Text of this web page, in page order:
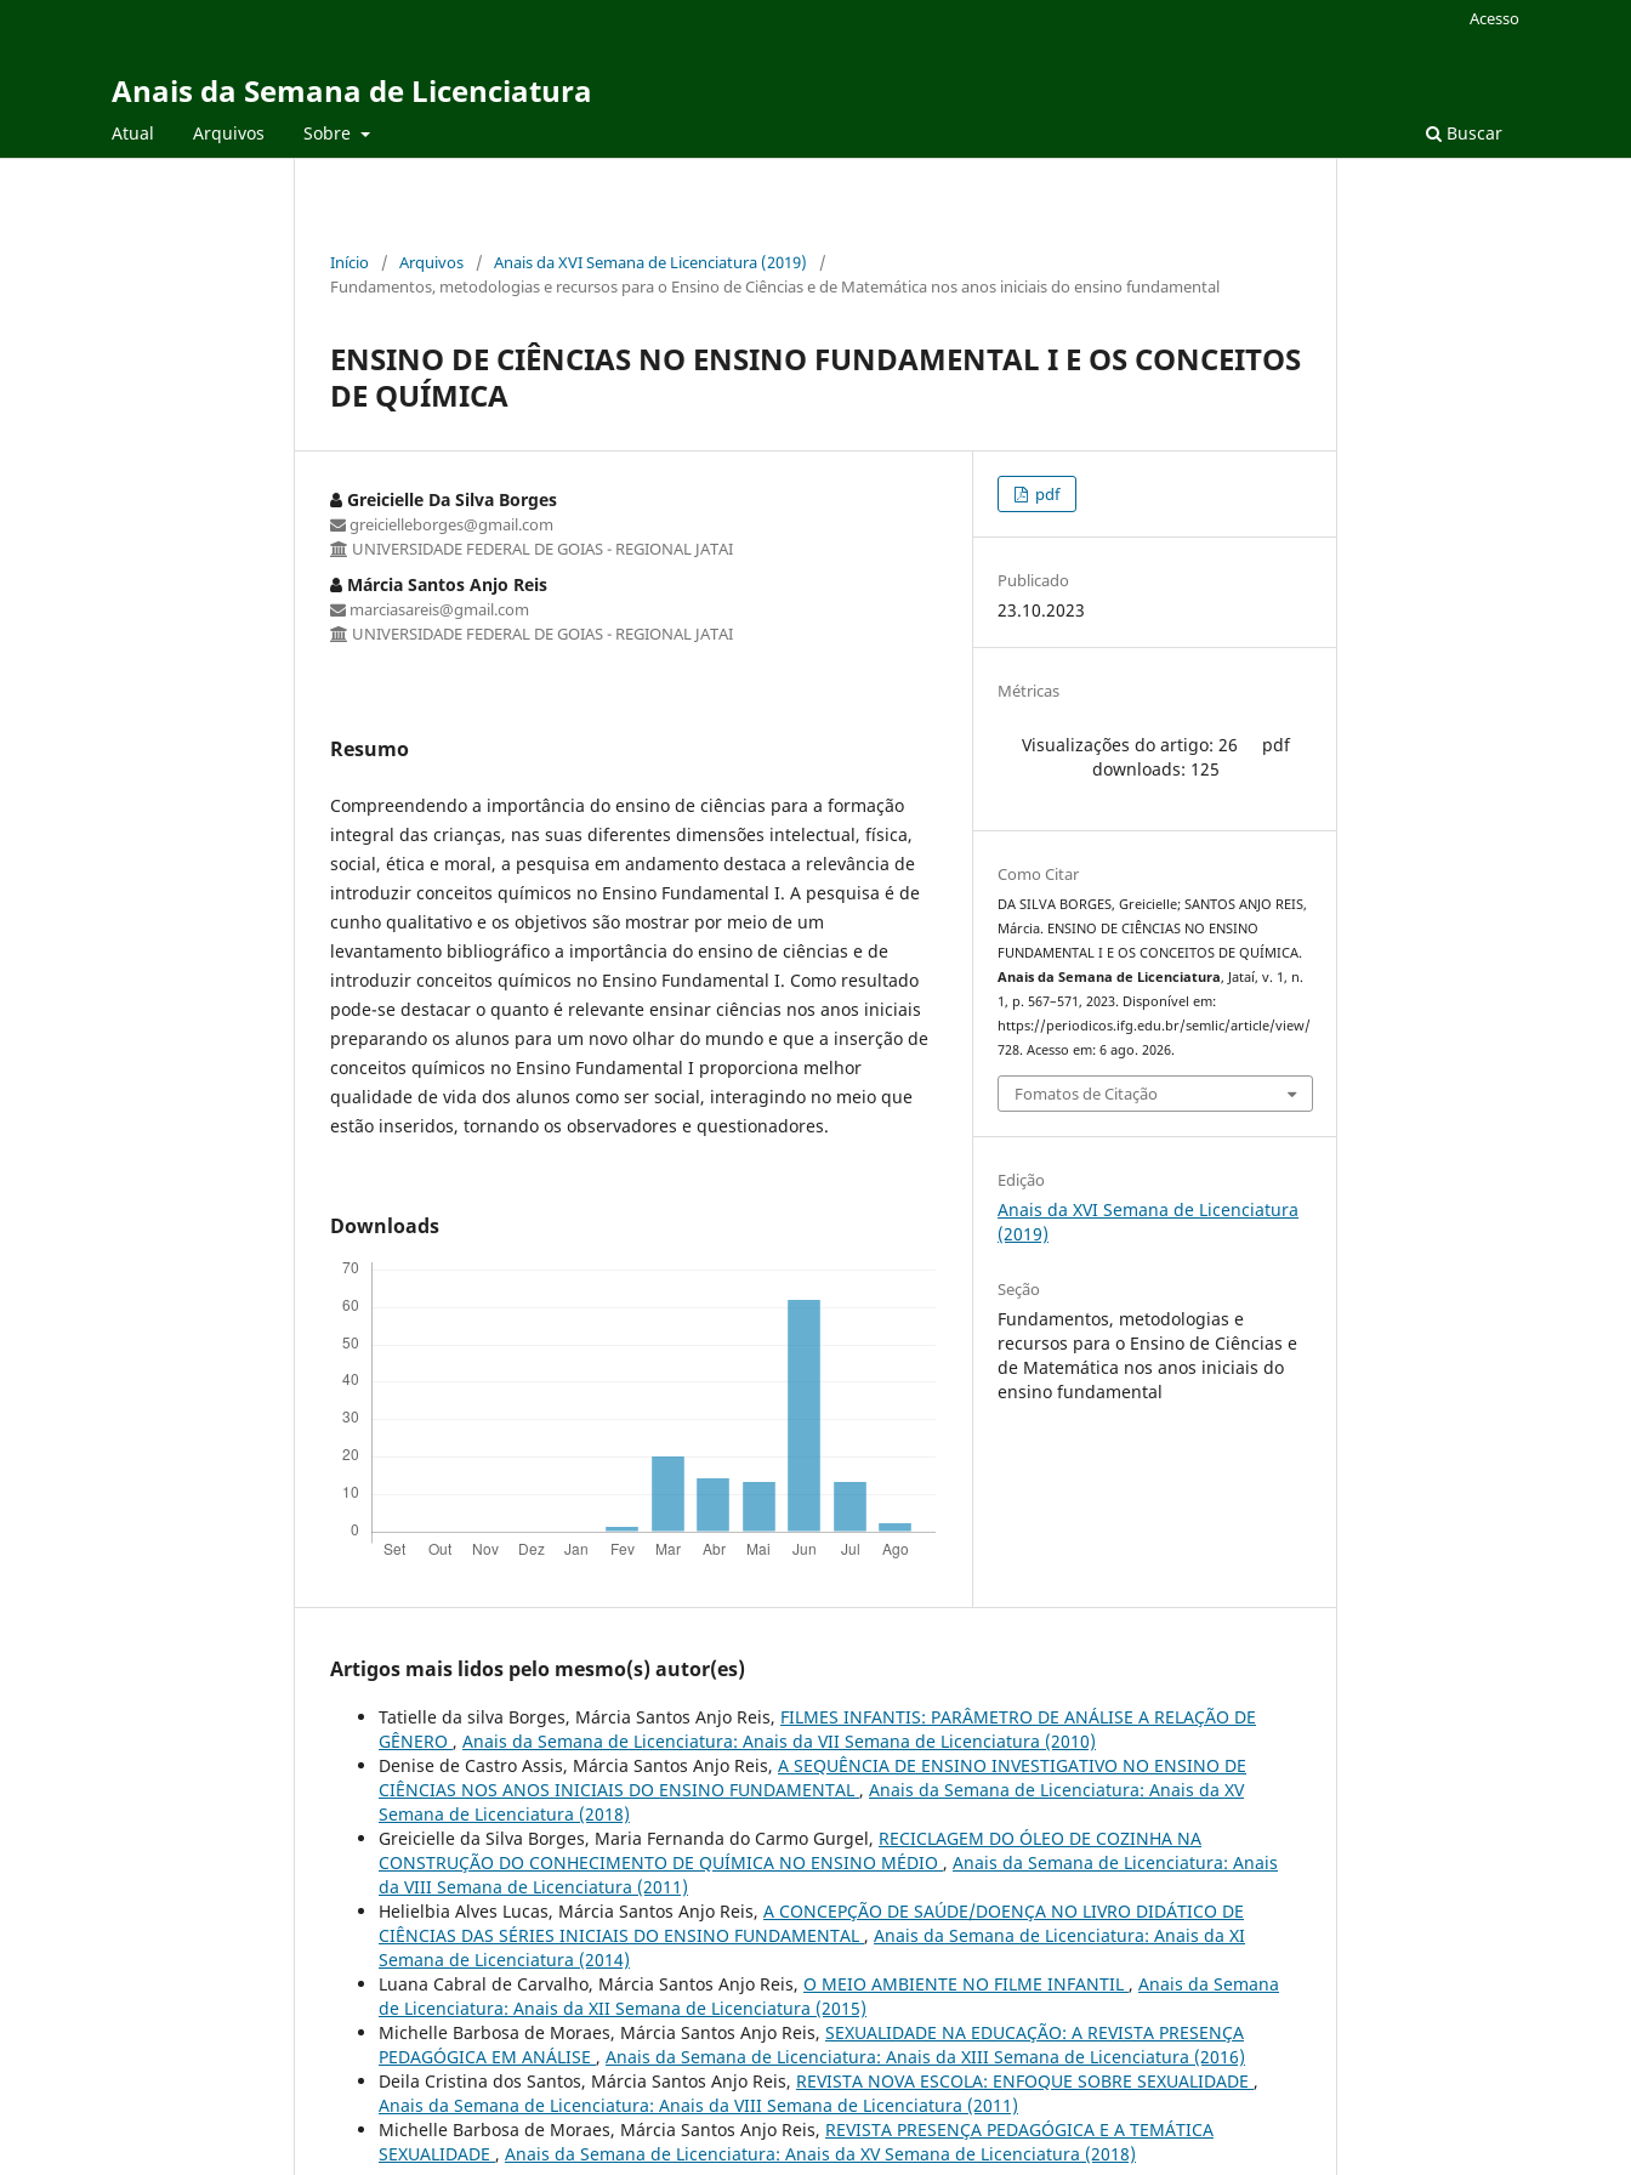
Anais da Semana de Licenciatura
Atual Arquivos Sobre Buscar
Acesso
Início / Arquivos / Anais da XVI Semana de Licenciatura (2019)
/
Fundamentos, metodologias e recursos para o Ensino de Ciências e de Matemática nos anos iniciais do ensino fundamental
ENSINO DE CIÊNCIAS NO ENSINO FUNDAMENTAL I E OS CONCEITOS
DE QUÍMICA
Greicielle Da Silva Borges
greicielleborges@gmail.com
UNIVERSIDADE FEDERAL DE GOIAS - REGIONAL JATAI
Márcia Santos Anjo Reis
marciasareis@gmail.com
UNIVERSIDADE FEDERAL DE GOIAS - REGIONAL JATAI
Resumo
Compreendendo a importância do ensino de ciências para a formação
integral das crianças, nas suas diferentes dimensões intelectual, física,
social, ética e moral, a pesquisa em andamento destaca a relevância de
introduzir conceitos químicos no Ensino Fundamental I. A pesquisa é de
cunho qualitativo e os objetivos são mostrar por meio de um
levantamento bibliográfico a importância do ensino de ciências e de
introduzir conceitos químicos no Ensino Fundamental I. Como resultado
pode-se destacar o quanto é relevante ensinar ciências nos anos iniciais
preparando os alunos para um novo olhar do mundo e que a inserção de
conceitos químicos no Ensino Fundamental I proporciona melhor
qualidade de vida dos alunos como ser social, interagindo no meio que
estão inseridos, tornando os observadores e questionadores.
Downloads
pdf
Publicado
23.10.2023
Métricas
Visualizações do artigo: 26
pdf
downloads: 125
Como Citar
DA SILVA BORGES, Greicielle; SANTOS ANJO REIS,
Márcia. ENSINO DE CIÊNCIAS NO ENSINO
FUNDAMENTAL I E OS CONCEITOS DE QUÍMICA.
Anais da Semana de Licenciatura, Jataí, v. 1, n.
1, p. 567–571, 2023. Disponível em:
https://periodicos.ifg.edu.br/semlic/article/view/
728. Acesso em: 6 ago. 2026.
Fomatos de Citação
Edição
Anais da XVI Semana de Licenciatura
(2019)
Seção
Fundamentos, metodologias e
recursos para o Ensino de Ciências e
de Matemática nos anos iniciais do
ensino fundamental
Artigos mais lidos pelo mesmo(s) autor(es)
Tatielle da silva Borges, Márcia Santos Anjo Reis, FILMES INFANTIS: PARÂMETRO DE ANÁLISE A RELAÇÃO DE
GÊNERO , Anais da Semana de Licenciatura: Anais da VII Semana de Licenciatura (2010)
Denise de Castro Assis, Márcia Santos Anjo Reis, A SEQUÊNCIA DE ENSINO INVESTIGATIVO NO ENSINO DE
CIÊNCIAS NOS ANOS INICIAIS DO ENSINO FUNDAMENTAL , Anais da Semana de Licenciatura: Anais da XV
Semana de Licenciatura (2018)
Greicielle da Silva Borges, Maria Fernanda do Carmo Gurgel, RECICLAGEM DO ÓLEO DE COZINHA NA
CONSTRUÇÃO DO CONHECIMENTO DE QUÍMICA NO ENSINO MÉDIO , Anais da Semana de Licenciatura: Anais
da VIII Semana de Licenciatura (2011)
Helielbia Alves Lucas, Márcia Santos Anjo Reis, A CONCEPÇÃO DE SAÚDE/DOENÇA NO LIVRO DIDÁTICO DE
CIÊNCIAS DAS SÉRIES INICIAIS DO ENSINO FUNDAMENTAL , Anais da Semana de Licenciatura: Anais da XI
Semana de Licenciatura (2014)
Luana Cabral de Carvalho, Márcia Santos Anjo Reis, O MEIO AMBIENTE NO FILME INFANTIL , Anais da Semana
de Licenciatura: Anais da XII Semana de Licenciatura (2015)
Michelle Barbosa de Moraes, Márcia Santos Anjo Reis, SEXUALIDADE NA EDUCAÇÃO: A REVISTA PRESENÇA
PEDAGÓGICA EM ANÁLISE , Anais da Semana de Licenciatura: Anais da XIII Semana de Licenciatura (2016)
Deila Cristina dos Santos, Márcia Santos Anjo Reis, REVISTA NOVA ESCOLA: ENFOQUE SOBRE SEXUALIDADE ,
Anais da Semana de Licenciatura: Anais da VIII Semana de Licenciatura (2011)
Michelle Barbosa de Moraes, Márcia Santos Anjo Reis, REVISTA PRESENÇA PEDAGÓGICA E A TEMÁTICA
SEXUALIDADE , Anais da Semana de Licenciatura: Anais da XV Semana de Licenciatura (2018)